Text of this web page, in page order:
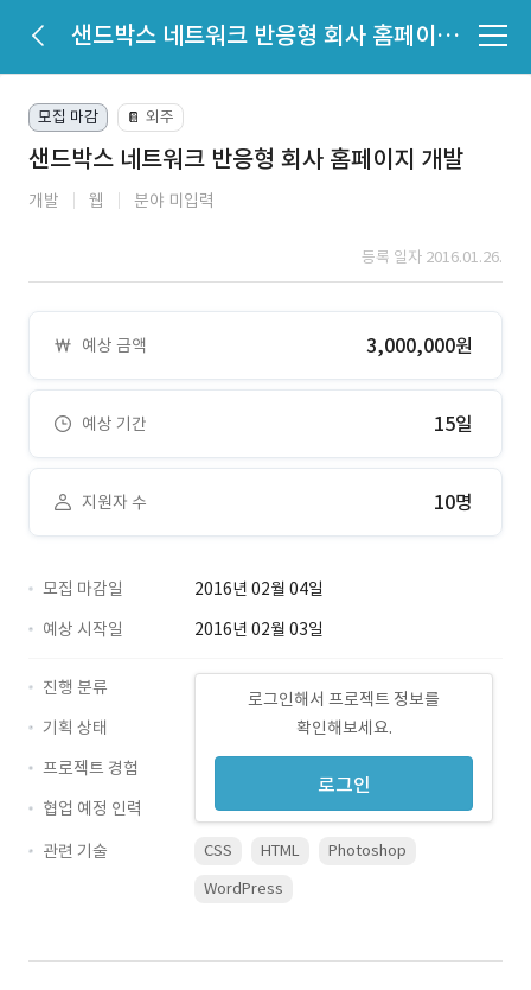
샌드박스 네트워크 반응형 회사 홈페이지 개발
모집 마감 📔 외주
샌드박스 네트워크 반응형 회사 홈페이지 개발
개발 웹 분야 미입력
등록 일자 2016.01.26.
예상 금액 3,000,000원
예상 기간 15일
지원자 수 10명
모집 마감일
2016년 02월 04일
예상 시작일
2016년 02월 03일
로그인해서 프로젝트 정보를
확인해보세요.
로그인
진행 분류
기획 상태
프로젝트 경험
협업 예정 인력
관련 기술
CSS HTML
Photoshop
WordPress